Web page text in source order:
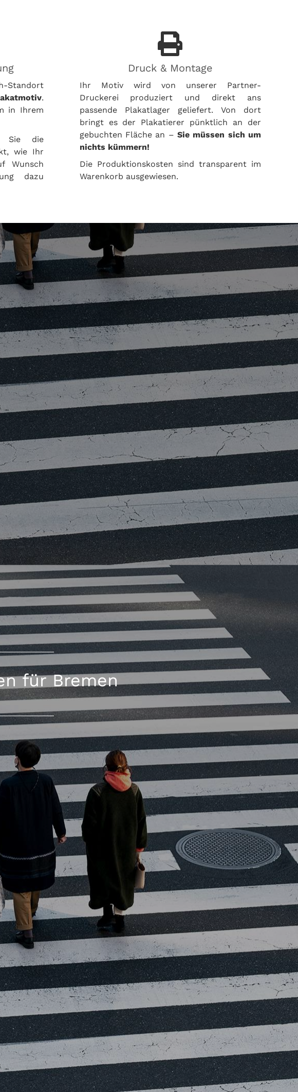
Standort
.
in Ihrem
Sie die
wie Ihr
Wunsch
dazu
Druck & Montage
Ihr Motiv wird von unserer Partner-
Druckerei produziert und direkt ans
passende Plakatlager geliefert. Von dort
bringt es der Plakatierer pünktlich an der
gebuchten Fläche an – Sie müssen sich um
nichts kümmern!
Die Produktionskosten sind transparent im
Warenkorb ausgewiesen.
für Bremen